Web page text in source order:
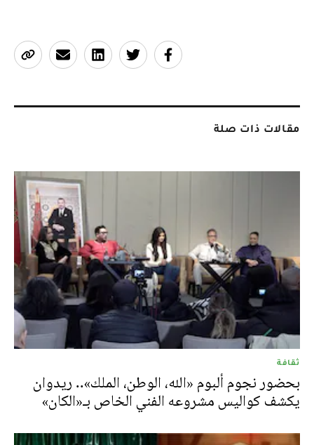
مقالات ذات صلة
ثقافة
بحضور نجوم ألبوم «الله، الوطن، الملك».. ريدوان
يكشف كواليس مشروعه الفني الخاص بـ«الكان»